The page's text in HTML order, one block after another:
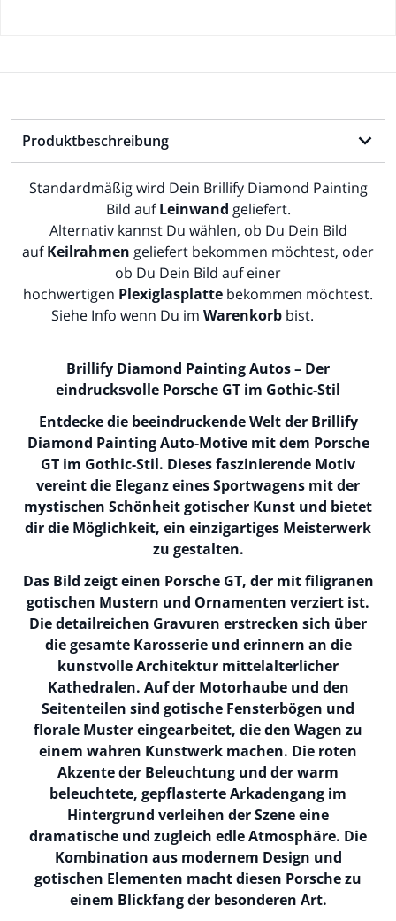
Produktbeschreibung
Standardmäßig wird Dein Brillify Diamond Painting
Bild aufLeinwand geliefert.
Alternativ kannst Du wählen, ob Du Dein Bild
aufKeilrahmen geliefert bekommen möchtest, oder
ob Du Dein Bild auf einer
hochwertigen Plexiglasplatte bekommen möchtest.
Siehe Info wenn Du im Warenkorbbist.
Brillify Diamond Painting Autos – Der
eindrucksvolle Porsche GT im Gothic-Stil
Entdecke die beeindruckende Welt der Brillify
Diamond Painting Auto-Motive mit dem Porsche
GT im Gothic-Stil. Dieses faszinierende Motiv
vereint die Eleganz eines Sportwagens mit der
mystischen Schönheit gotischer Kunst und bietet
dir die Möglichkeit, ein einzigartiges Meisterwerk
zu gestalten.
Das Bild zeigt einen Porsche GT, der mit filigranen
gotischen Mustern und Ornamenten verziert ist.
Die detailreichen Gravuren erstrecken sich über
die gesamte Karosserie und erinnern an die
kunstvolle Architektur mittelalterlicher
Kathedralen. Auf der Motorhaube und den
Seitenteilen sind gotische Fensterbögen und
florale Muster eingearbeitet, die den Wagen zu
einem wahren Kunstwerk machen. Die roten
Akzente der Beleuchtung und der warm
beleuchtete, gepflasterte Arkadengang im
Hintergrund verleihen der Szene eine
dramatische und zugleich edle Atmosphäre. Die
Kombination aus modernem Design und
gotischen Elementen macht diesen Porsche zu
einem Blickfang der besonderen Art.